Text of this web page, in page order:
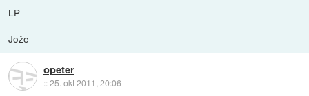
LP
Jože
opeter
::25. okt 2011, 20:06